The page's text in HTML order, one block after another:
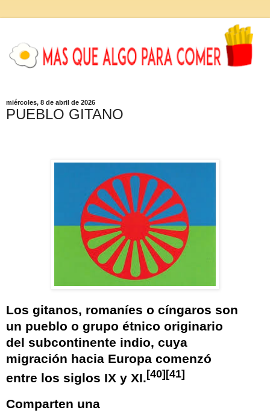
miércoles, 8 de abril de 2026
PUEBLO GITANO
Los gitanos, romaníes o cíngaros son
un pueblo o grupo étnico originario
del subcontinente indio, cuya
migración hacia Europa comenzó
entre los siglos IX y XI.[40][41]
Comparten una